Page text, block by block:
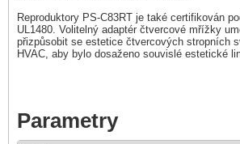
Reproduktory PS-C83RT je také certifikován
UL1480. Volitelný adaptér čtvercové mřížky
přizpůsobit se estetice čtvercových stropních
HVAC, aby bylo dosaženo souvislé estetické
Parametry